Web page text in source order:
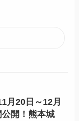
月20日～12月
開！熊本城